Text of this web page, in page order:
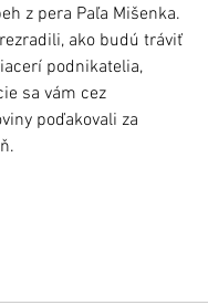
z pera Paľa Mišenka.
ako budú tráviť
podnikatelia,
sa vám cez
poďakovali za